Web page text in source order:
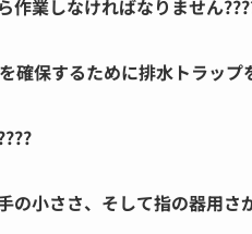
作業しなければなりません
小ささ、そして指の器用さ